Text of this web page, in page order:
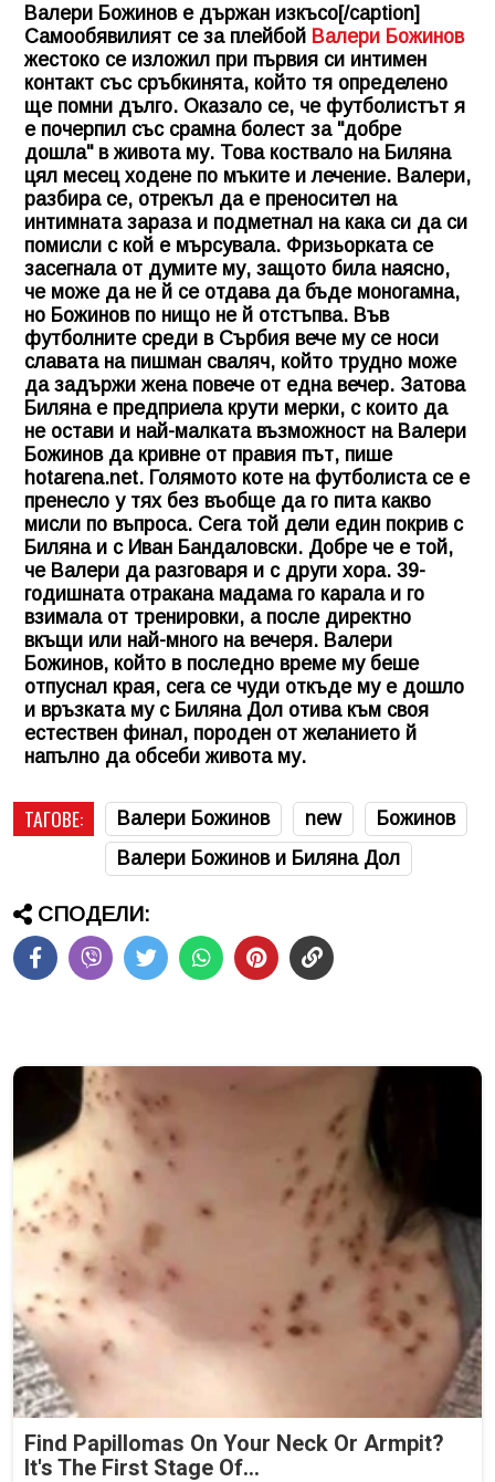
Валери Божинов е държан изкъсо[/caption]
Самообявилият се за плейбой Валери Божинов
жестоко се изложил при първия си интимен
контакт със сръбкинята, който тя определено
ще помни дълго. Оказало се, че футболистът я
е почерпил със срамна болест за "добре
дошла" в живота му. Това коствало на Биляна
цял месец ходене по мъките и лечение. Валери,
разбира се, отрекъл да е преносител на
интимната зараза и подметнал на кака си да си
помисли с кой е мърсувала. Фризьорката се
засегнала от думите му, защото била наясно,
че може да не й се отдава да бъде моногамна,
но Божинов по нищо не й отстъпва. Във
футболните среди в Сърбия вече му се носи
славата на пишман сваляч, който трудно може
да задържи жена повече от една вечер. Затова
Биляна е предприела крути мерки, с които да
не остави и най-малката възможност на Валери
Божиновда кривне от правия път, пише
hotarena.net. Голямото коте на футболиста се е
пренесло у тях без въобще да го пита какво
мисли по въпроса. Сега той дели един покрив с
Биляна и с Иван Бандаловски. Добре че е той,
че Валери да разговаря и с други хора. 39-
годишната отракана мадама го карала и го
взимала от тренировки, а после директно
вкъщи или най-много на вечеря. Валери
Божинов, който в последно време му беше
отпуснал края, сега се чуди откъде му е дошло
и връзката му с Биляна Дол отива към своя
естествен финал, породен от желанието й
напълно да обсеби живота му.
ТАГОВЕ: Валери Божинов new
Божинов
Валери Божинов и Биляна Дол
СПОДЕЛИ:
Find Papillomas On Your Neck Or Armpit?
It's The First Stage Of...